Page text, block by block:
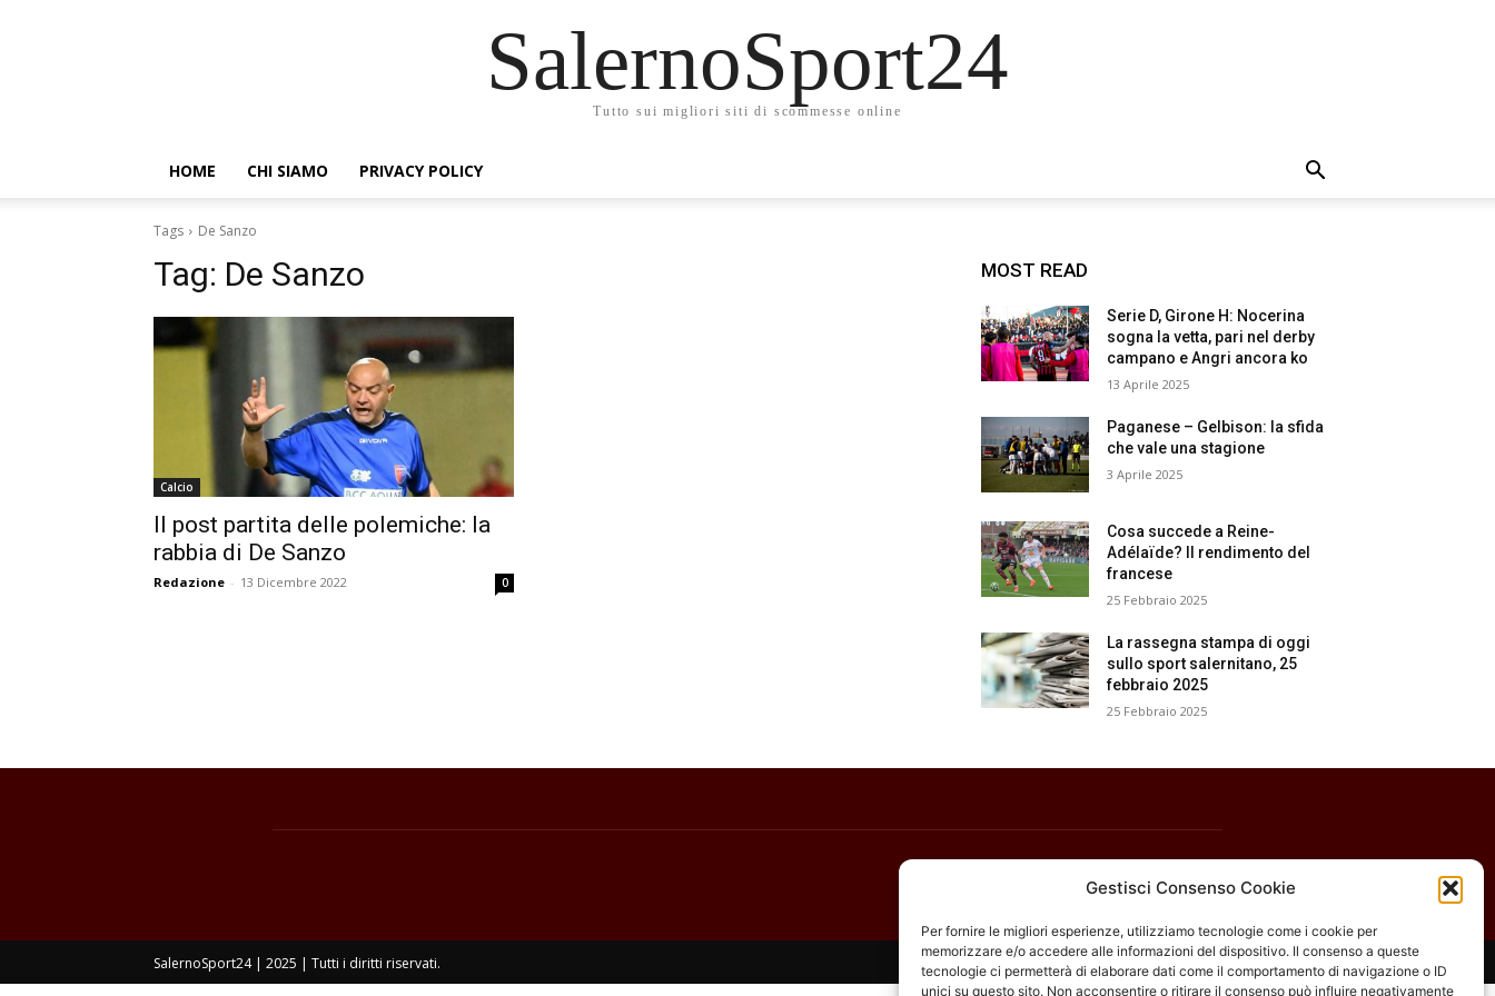
Gestisci Consenso Cookie
Per fornire le migliori esperienze, utilizziamo tecnologie come i cookie per
memorizzare e/o accedere alle informazioni del dispositivo. Il consenso a queste
tecnologie ci permetterà di elaborare dati come il comportamento di navigazione o ID
unici su questo sito. Non acconsentire o ritirare il consenso può influire negativamente
SalernoSport24
Tutto sui migliori siti di scommesse online
HOME CHI SIAMO PRIVACY POLICY
Tags De Sanzo
Tag: De Sanzo
Calcio
Il post partita delle polemiche: la
rabbia di De Sanzo
Redazione - 13 Dicembre 2022 0
MOST READ
Serie D, Girone H: Nocerina
sogna la vetta, pari nel derby
campano e Angri ancora ko
13 Aprile 2025
Paganese – Gelbison: la sfida
che vale una stagione
3 Aprile 2025
Cosa succede a Reine-
Adélaïde? Il rendimento del
francese
25 Febbraio 2025
La rassegna stampa di oggi
sullo sport salernitano, 25
febbraio 2025
25 Febbraio 2025
SalernoSport24 | 2025 | Tutti i diritti riservati.